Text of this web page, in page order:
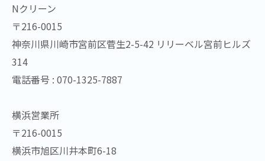
Nクリーン
〒216-0015
神奈川県川崎市宮前区菅生2-5-42 リリーベル宮前ヒルズ
314
電話番号 : 070-1325-7887
横浜営業所
〒216-0015
横浜市旭区川井本町6-18